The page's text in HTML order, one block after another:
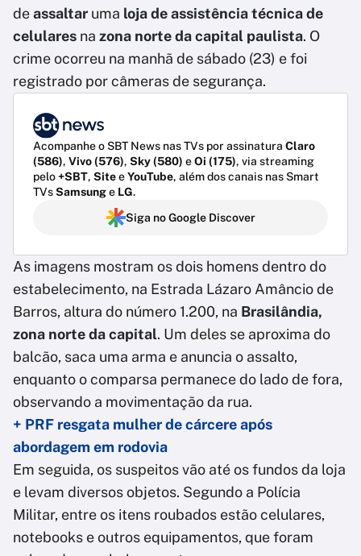
deassaltar uma loja de assistência técnica de
celulares na zona norte da capital paulista. O
crime ocorreu na manhã de sábado (23) e foi
registrado por câmeras de segurança.
Acompanhe o SBT News nas TVs por assinatura Claro
(586), Vivo (576), Sky (580) eOi (175), via streaming
pelo+SBT, SiteeYouTube, além dos canais nas Smart
TVsSamsunge LG.
Siga no Google Discover
As imagens mostram os dois homens dentro do
estabelecimento, na Estrada Lázaro Amâncio de
Barros, altura do número 1.200, na Brasilândia,
zona norte da capital. Um deles se aproxima do
balcão, saca uma arma e anuncia o assalto,
enquanto o comparsa permanece do lado de fora,
observando a movimentação da rua.
+ PRF resgata mulher de cárcere após
abordagem em rodovia
Em seguida, os suspeitos vão até os fundos da loja
e levam diversos objetos. Segundo a Polícia
Militar, entre os itens roubados estão celulares,
notebooks e outros equipamentos, que foram